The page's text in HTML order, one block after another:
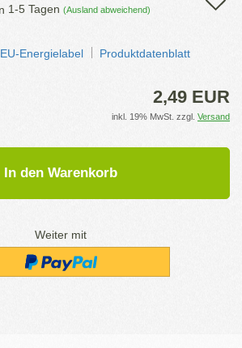
1-5 Tagen (Ausland abweichend)
EU-Energielabel Produktdatenblatt
2,49 EUR
inkl. 19% MwSt. zzgl. Versand
In den Warenkorb
Weiter mit